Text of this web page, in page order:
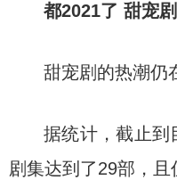
都2021了 甜宠
甜宠剧的热潮仍
据统计，截止到
剧集达到了29部，且